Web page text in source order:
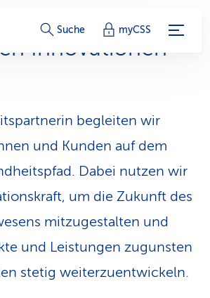
S
e
v
i
c
e
-
L
i
Suche myCSS
In­no­va­tio­nen
begleiten wir
und Kunden auf dem
Dabei nutzen wir
um die Zukunft des
mitzugestalten und
und Leistungen zugunsten
stetig weiterzuentwickeln.